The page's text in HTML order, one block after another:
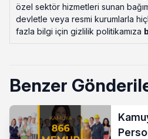
özel sektör hizmetleri sunan
devletle veya resmi kurumlarla
fazla bilgi için gizlilik politikamıza
Benzer